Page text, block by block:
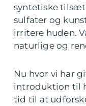
syntetiske
sulfater og
irritere huden.
naturlige og
Nu hvor vi har
introduktion til
tid til at